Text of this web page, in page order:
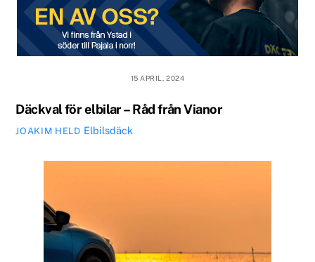
15 APRIL, 2024
Däckval för elbilar – Råd från Vianor
JOAKIM HELD Elbilsdäck